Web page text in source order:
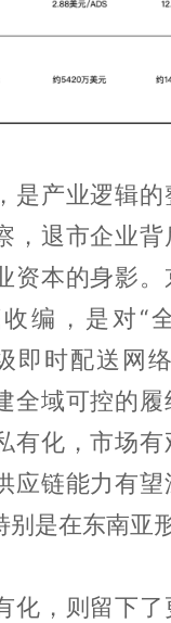
是产业逻辑的
，退市企业
资本的身影。
编，是对“
即时配送网
全域可控的履
有化，市场
应链能力有望
是在东南亚
化，则留下了